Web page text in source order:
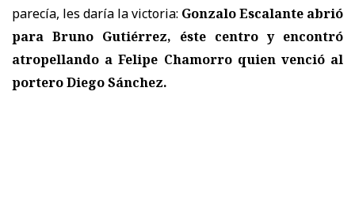
parecía, les daría la victoria: Gonzalo Escalante abrió
para Bruno Gutiérrez, éste centro y encontró
atropellando a Felipe Chamorro quien venció al
portero Diego Sánchez.